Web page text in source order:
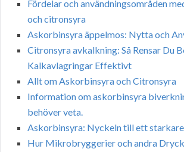
Fördelar och användningsområden
och citronsyra
Askorbinsyra äppelmos: Nytta och
Citronsyra avkalkning: Så Rensar Du
Kalkavlagringar Effektivt
Allt om Askorbinsyra och Citronsyra
Information om askorbinsyra
behöver veta.
Askorbinsyra: Nyckeln till ett
Hur Mikrobryggerier och andra